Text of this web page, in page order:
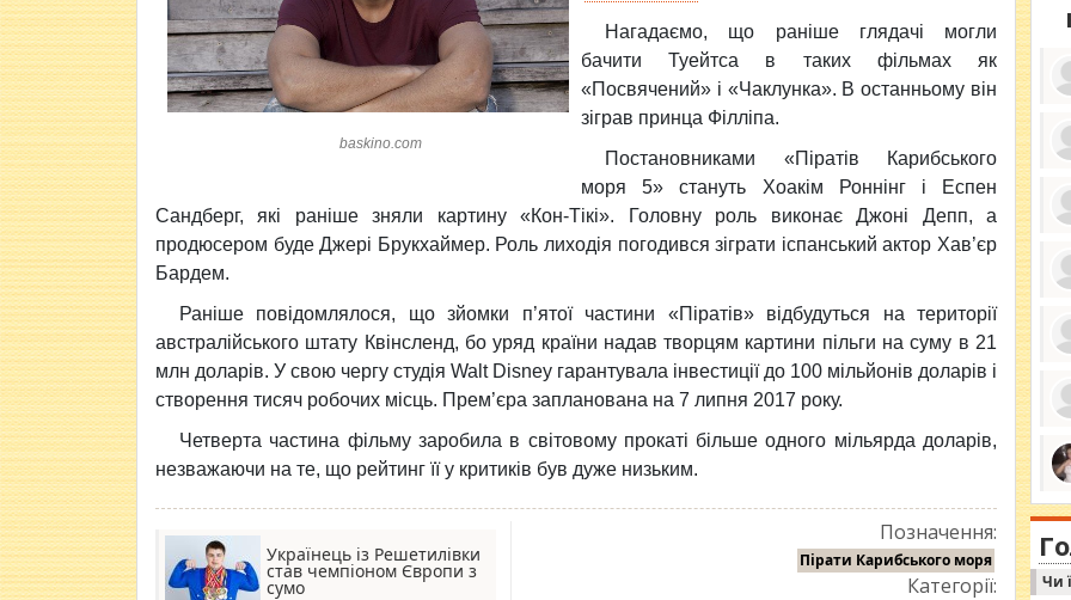
baskino.com
Нагадаємо, що раніше глядачі могли
бачити Туейтса в таких фільмах як
«Посвячений» і «Чаклунка». В останньому він
зіграв принца Філліпа.
Постановниками «Піратів Карибського
моря 5» стануть Хоакім Роннінг і Еспен
Сандберг, які раніше зняли картину «Кон-Тікі». Головну роль виконає Джоні Депп, а
продюсером буде Джері Брукхаймер. Роль лиходія погодився зіграти іспанський актор Хав’єр
Бардем.
Раніше повідомлялося, що зйомки п’ятої частини «Піратів» відбудуться на території
австралійського штату Квінсленд, бо уряд країни надав творцям картини пільги на суму в 21
млн доларів. У свою чергу студія Walt Disney гарантувала інвестиції до 100 мільйонів доларів і
створення тисяч робочих місць. Прем’єра запланована на 7 липня 2017 року.
Четверта частина фільму заробила в світовому прокаті більше одного мільярда доларів,
незважаючи на те, що рейтинг її у критиків був дуже низьким.
Українець із Решетилівки
став чемпіоном Європи з
сумо
Позначення:
Пірати Карибського моря
Категорії:
за
ми
in
Чи